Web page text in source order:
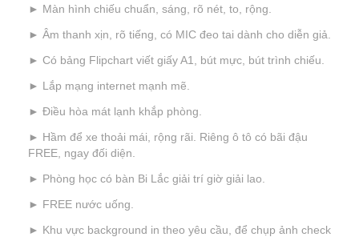
► Màn hình chiếu chuẩn, sáng, rõ nét, to, rộng.
► Âm thanh xịn, rõ tiếng, có MIC đeo tai dành cho diễn giả.
► Có bảng Flipchart viết giấy A1, bút mực, bút trình chiếu.
► Lắp mạng internet mạnh mẽ
► Điều hòa mát lạnh khắp phòng.
► Hầm để xe thoải mái, rộng rãi. Riêng ô tô có bãi đậu
FREE, ngay đối diện.
► Phòng học có bàn Bi Lắc giải trí giờ giải lao.
► FREE nước uống.
► Khu vực background in theo yêu cầu, để chụp ảnh check